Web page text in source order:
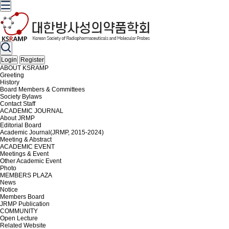
Login
Register
ABOUT KSRAMP
Greeting
History
Board Members & Committees
Society Bylaws
Contact Staff
ACADEMIC JOURNAL
About JRMP
Editorial Board
Academic Journal(JRMP, 2015-2024)
Meeting & Abstract
ACADEMIC EVENT
Meetings & Event
Other Academic Event
Photo
MEMBERS PLAZA
News
Notice
Members Board
JRMP Publication
COMMUNITY
Open Lecture
Related Website